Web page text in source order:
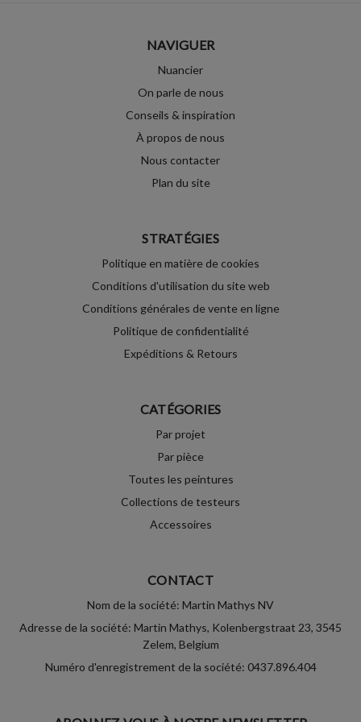
NAVIGUER
Nuancier
On parle de nous
Conseils & inspiration
À propos de nous
Nous contacter
Plan du site
STRATÉGIES
Politique en matière de cookies
Conditions d'utilisation du site web
Conditions générales de vente en ligne
Politique de confidentialité
Expéditions & Retours
CATÉGORIES
Par projet
Par pièce
Toutes les peintures
Collections de testeurs
Accessoires
CONTACT
Nom de la société: Martin Mathys NV
Adresse de la société: Martin Mathys, Kolenbergstraat 23, 3545
Zelem, Belgium
Numéro d'enregistrement de la société: 0437.896.404